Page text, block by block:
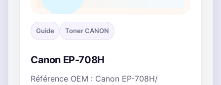
Guide Toner CANON
Canon EP-708H
Référence OEM : Canon EP-708H/